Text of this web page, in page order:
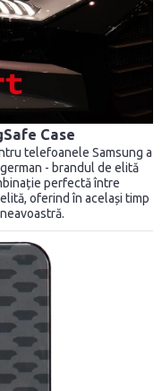
Case
telefoanele Samsung a
- brandul de elită
perfectă între
oferind în același timp